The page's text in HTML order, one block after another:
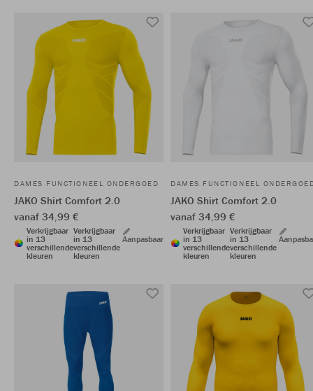
DAMES FUNCTIONEEL ONDERGOED
JAKO Shirt Comfort 2.0
vanaf 34,99 €
Verkrijgbaar
in 13
verschillende
kleuren
Verkrijgbaar
in 13
verschillende
kleuren
Aanpasbaar
DAMES FUNCTIONEEL
JAKO Shirt Comfort 2.0
vanaf 34,99 €
Verkrijgbaar
in 13
verschillende
kleuren
Verkrijgbaar
in 13
verschillende
kleuren